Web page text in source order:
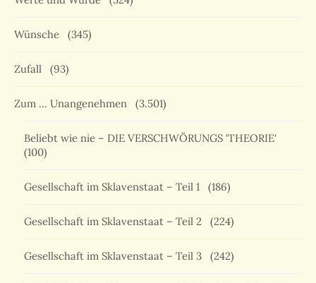
Wünsche (345)
Zufall (93)
Zum … Unangenehmen (3.501)
Beliebt wie nie – DIE VERSCHWÖRUNGS 'THEORIE'
(100)
Gesellschaft im Sklavenstaat – Teil 1 (186)
Gesellschaft im Sklavenstaat – Teil 2 (224)
Gesellschaft im Sklavenstaat – Teil 3 (242)